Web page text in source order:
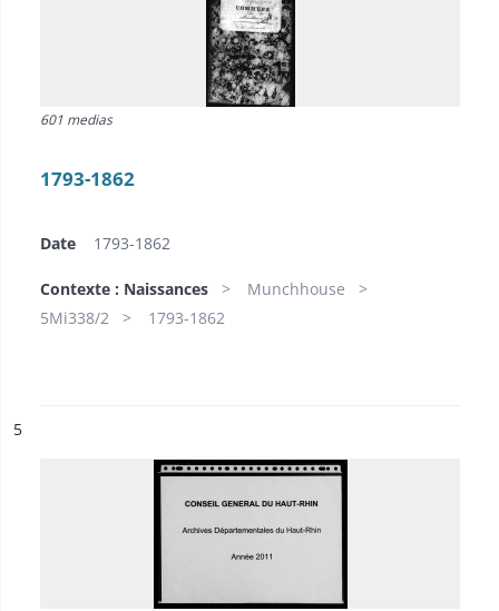
601 medias
1793-1862
Date 1793-1862
Contexte : Naissances
Munchhouse
5Mi338/2
1793-1862
n°
5